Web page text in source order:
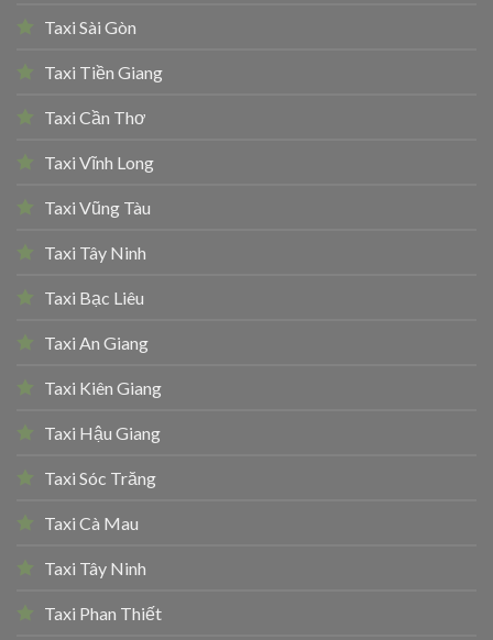
Taxi Sài Gòn
Taxi Tiền Giang
Taxi Cần Thơ
Taxi Vĩnh Long
Taxi Vũng Tàu
Taxi Tây Ninh
Taxi Bạc Liêu
Taxi An Giang
Taxi Kiên Giang
Taxi Hậu Giang
Taxi Sóc Trăng
Taxi Cà Mau
Taxi Tây Ninh
Taxi Phan Thiết